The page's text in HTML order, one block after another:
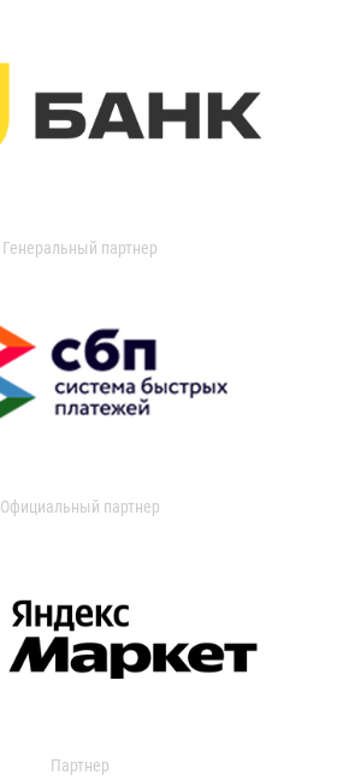
Генеральный партнер
Официальный партнер
Партнер